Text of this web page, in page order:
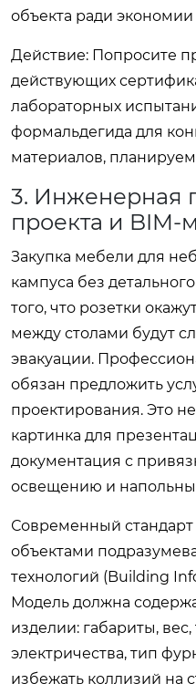
объекта ради экономии
Действие: Попросите
действующих
лабораторных
формальдегида для
материалов,
3. Инженерная
проекта и
Закупка мебели для
кампуса без
того, что розетки
между столами будут
эвакуации.
обязан предложить
проектирования. Это
картинка для
документация с
освещению и
Современный
объектами
технологий (Building
Модель должна
изделии: габариты,
электричества, тип
избежать коллизий на